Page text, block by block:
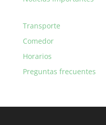
Transporte
Comedor
Horarios
Preguntas frecuentes